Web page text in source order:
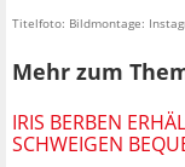
Titelfoto: Bildmontage:
Mehr zum
IRIS BERBEN
SCHWEIGEN